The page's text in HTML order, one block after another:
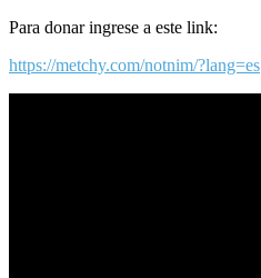
Para donar ingrese a este link:
https://metchy.com/notnim/?lang=es